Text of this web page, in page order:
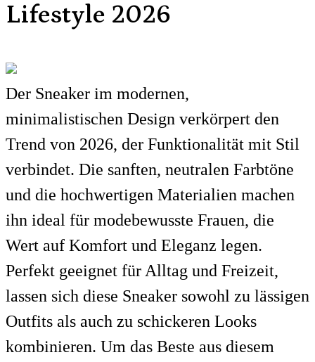
Lifestyle 2026
Der Sneaker im modernen,
minimalistischen Design verkörpert den
Trend von 2026, der Funktionalität mit Stil
verbindet. Die sanften, neutralen Farbtöne
und die hochwertigen Materialien machen
ihn ideal für modebewusste Frauen, die
Wert auf Komfort und Eleganz legen.
Perfekt geeignet für Alltag und Freizeit,
lassen sich diese Sneaker sowohl zu lässigen
Outfits als auch zu schickeren Looks
kombinieren. Um das Beste aus diesem